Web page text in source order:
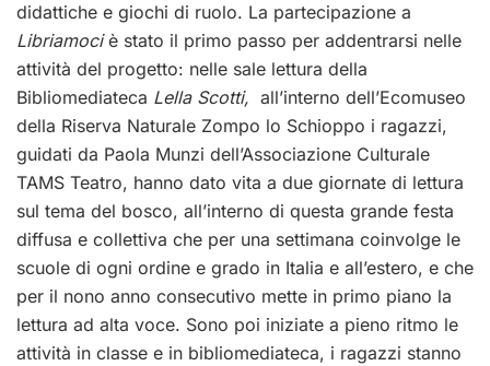
didattiche e giochi di ruolo. La partecipazione a
Libriamociè stato il primo passo per addentrarsi nelle
attività del progetto: nelle sale lettura della
Bibliomediateca Lella Scotti, all’interno dell’Ecomuseo
della Riserva Naturale Zompo lo Schioppo i ragazzi,
guidati da Paola Munzi dell’Associazione Culturale
TAMS Teatro, hanno dato vita a due giornate di lettura
sul tema del bosco, all’interno di questa grande festa
diffusa e collettiva che per una settimana coinvolge le
scuole di ogni ordine e grado in Italia e all’estero, e che
per il nono anno consecutivo mette in primo piano la
lettura ad alta voce. Sono poi iniziate a pieno ritmo le
attività in classe e in bibliomediateca, i ragazzi stanno